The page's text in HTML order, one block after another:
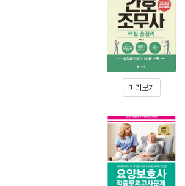
미리보기